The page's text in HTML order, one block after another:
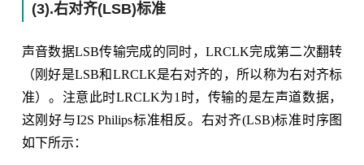
(3).右对齐(LSB)标准
声音数据LSB传输完成的同时，LRCLK完成第二次翻转
（刚好是LSB和LRCLK是右对齐的，所以称为右对齐标
准）。注意此时LRCLK为1时，传输的是左声道数据，
这刚好与I2S Philips标准相反。右对齐(LSB)标准时序图
如下所示：